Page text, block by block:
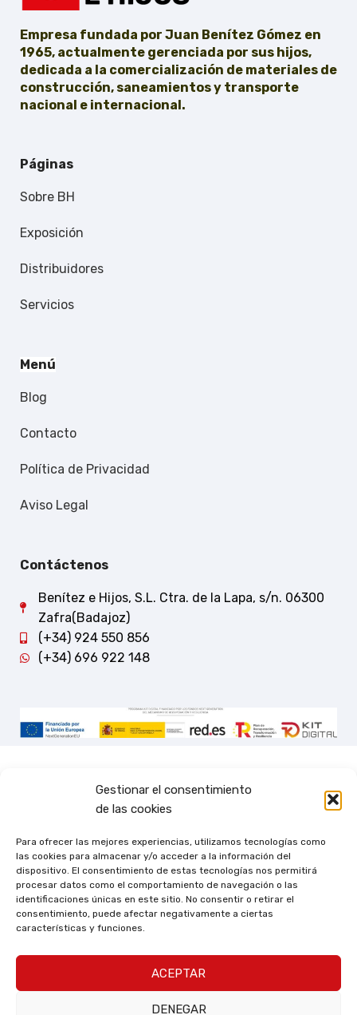
Gestionar el consentimiento
de las cookies
Para ofrecer las mejores experiencias, utilizamos tecnologías como
las cookies para almacenar y/o acceder a la información del
dispositivo. El consentimiento de estas tecnologías nos permitirá
procesar datos como el comportamiento de navegación o las
identificaciones únicas en este sitio. No consentir o retirar el
consentimiento, puede afectar negativamente a ciertas
características y funciones.
ACEPTAR
DENEGAR
Empresa fundada por Juan Benítez Gómez en
1965, actualmente gerenciada por sus hijos,
dedicada a la comercialización de materiales de
construcción, saneamientos y transporte
nacional e internacional.
Páginas
Sobre BH
Exposición
Distribuidores
Servicios
Menú
Blog
Contacto
Política de Privacidad
Aviso Legal
Contáctenos
Benítez e Hijos, S.L. Ctra. de la Lapa, s/n. 06300
Zafra(Badajoz)
(+34) 924 550 856
(+34) 696 922 148